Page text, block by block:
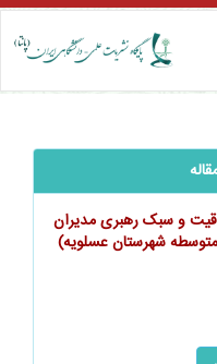
و سبک رهبری مدیران
شهرستان عسلویه)